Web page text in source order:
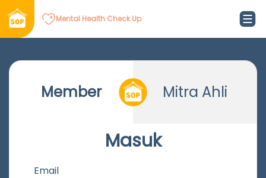
Mental Health Check Up
Member Mitra Ahli
Masuk
Email